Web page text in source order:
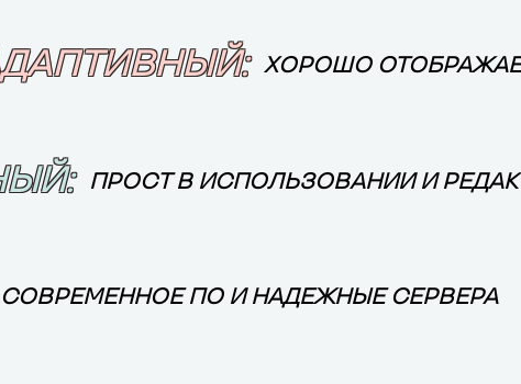
ХОРОШО
ПРОСТ В ИСПОЛЬЗОВАНИИ И
СОВРЕМЕННОЕ ПО И НАДЕЖНЫЕ СЕРВЕРА